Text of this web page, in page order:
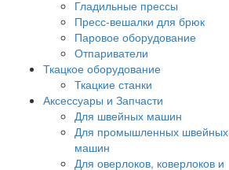
Гладильные прессы
Пресс-вешалки для брюк
Паровое оборудование
Отпариватели
Ткацкое оборудование
Ткацкие станки
Аксессуары и Запчасти
Для швейных машин
Для промышленных швейных
машин
Для оверлоков, коверлоков и